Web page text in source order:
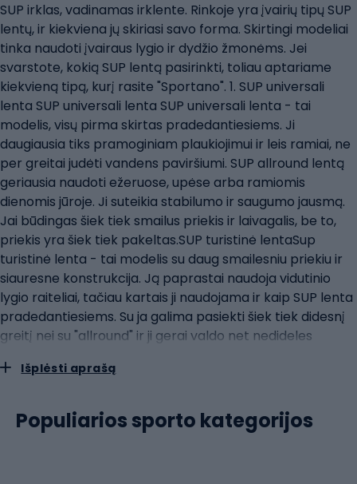
SUP irklas, vadinamas irklente. Rinkoje yra įvairių tipų SUP
lentų, ir kiekviena jų skiriasi savo forma. Skirtingi modeliai
tinka naudoti įvairaus lygio ir dydžio žmonėms. Jei
svarstote, kokią SUP lentą pasirinkti, toliau aptariame
kiekvieną tipą, kurį rasite "Sportano". 1. SUP universali
lenta SUP universali lenta SUP universali lenta - tai
modelis, visų pirma skirtas pradedantiesiems. Ji
daugiausia tiks pramoginiam plaukiojimui ir leis ramiai, ne
per greitai judėti vandens paviršiumi. SUP allround lentą
geriausia naudoti ežeruose, upėse arba ramiomis
dienomis jūroje. Ji suteikia stabilumo ir saugumo jausmą.
Jai būdingas šiek tiek smailus priekis ir laivagalis, be to,
priekis yra šiek tiek pakeltas.SUP turistinė lentaSup
turistinė lenta - tai modelis su daug smailesniu priekiu ir
siauresne konstrukcija. Ją paprastai naudoja vidutinio
lygio raiteliai, tačiau kartais ji naudojama ir kaip SUP lenta
pradedantiesiems. Su ja galima pasiekti šiek tiek didesnį
greitį nei su "allround" ir ji gerai valdo net nedideles
bagažo.SUP lenktyninė lenta SUP lenktyninė lenta SUP
visų. Ji sukurta patyrusiems naudotojams ir
profesionalams. Ji mažiausiai stabili, tačiau leidžia
Išplėsti aprašą
Populiarios sporto kategorijos